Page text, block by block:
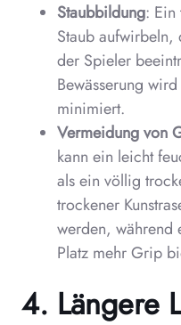
Staubbildung: Ein
Staub
der Spieler
Bewässerung
minimiert.
Vermeidung von
kann ein leicht
als ein völlig
trockener
werden, während
Platz mehr Grip
4. Längere